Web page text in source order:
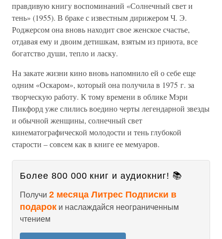
правдивую книгу воспоминаний «Солнечный свет и
тень» (1955). В браке с известным дирижером Ч. Э.
Роджерсом она вновь находит свое женское счастье,
отдавая ему и двоим детишкам, взятым из приюта, все
богатство души, тепло и ласку.
На закате жизни кино вновь напомнило ей о себе еще
одним «Оскаром», который она получила в 1975 г. за
творческую работу. К тому времени в облике Мэри
Пикфорд уже слились воедино черты легендарной звезды
и обычной женщины, солнечный свет
кинематографической молодости и тень глубокой
старости – совсем как в книге ее мемуаров.
Более 800 000 книг и аудиокниг! 📚
Получи 2 месяца Литрес Подписки в
подарок и наслаждайся неограниченным
чтением